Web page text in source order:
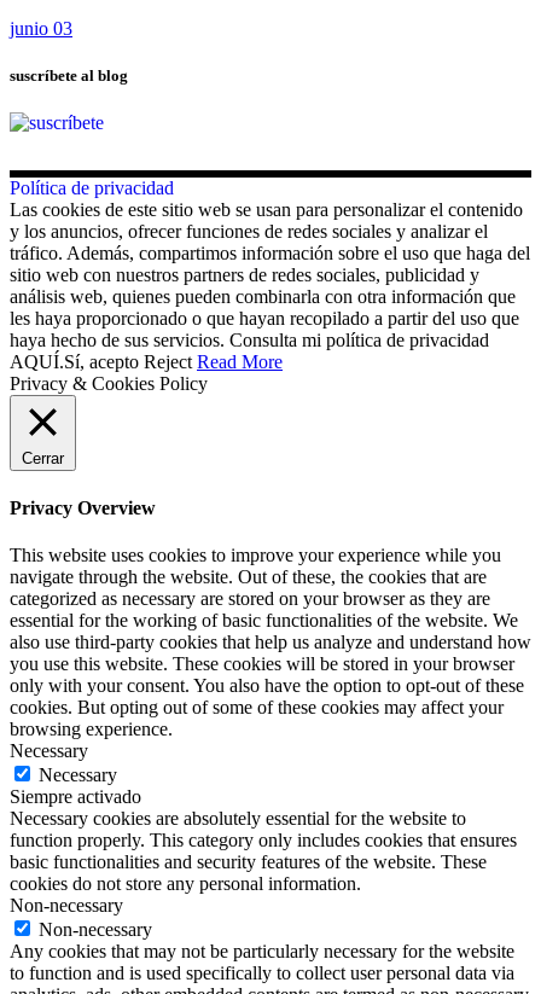
junio 03
suscríbete al blog
Política de privacidad
Las cookies de este sitio web se usan para personalizar el contenido
y los anuncios, ofrecer funciones de redes sociales y analizar el
tráfico. Además, compartimos información sobre el uso que haga del
sitio web con nuestros partners de redes sociales, publicidad y
análisis web, quienes pueden combinarla con otra información que
les haya proporcionado o que hayan recopilado a partir del uso que
haya hecho de sus servicios. Consulta mi política de privacidad
AQUÍ.Sí, acepto Reject Read More
Privacy & Cookies Policy
Cerrar
Privacy Overview
This website uses cookies to improve your experience while you
navigate through the website. Out of these, the cookies that are
categorized as necessary are stored on your browser as they are
essential for the working of basic functionalities of the website. We
also use third-party cookies that help us analyze and understand how
you use this website. These cookies will be stored in your browser
only with your consent. You also have the option to opt-out of these
cookies. But opting out of some of these cookies may affect your
browsing experience.
Necessary
Necessary
Siempre activado
Necessary cookies are absolutely essential for the website to
function properly. This category only includes cookies that ensures
basic functionalities and security features of the website. These
cookies do not store any personal information.
Non-necessary
Non-necessary
Any cookies that may not be particularly necessary for the website
to function and is used specifically to collect user personal data via